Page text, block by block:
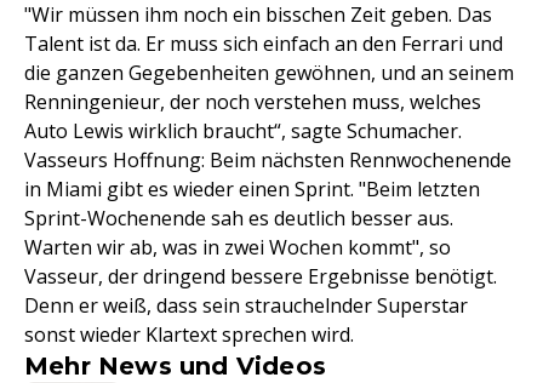
"Wir müssen ihm noch ein bisschen Zeit geben. Das
Talent ist da. Er muss sich einfach an den Ferrari und
die ganzen Gegebenheiten gewöhnen, und an seinem
Renningenieur, der noch verstehen muss, welches
Auto Lewis wirklich braucht“, sagte Schumacher.
Vasseurs Hoffnung: Beim nächsten Rennwochenende
in Miami gibt es wieder einen Sprint. "Beim letzten
Sprint-Wochenende sah es deutlich besser aus.
Warten wir ab, was in zwei Wochen kommt", so
Vasseur, der dringend bessere Ergebnisse benötigt.
Denn er weiß, dass sein strauchelnder Superstar
sonst wieder Klartext sprechen wird.
Mehr News und Videos